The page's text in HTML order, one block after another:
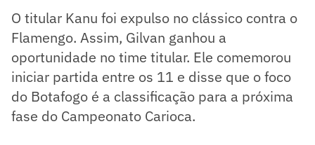
O titular Kanu foi expulso no clássico contra o
Flamengo. Assim, Gilvan ganhou a
oportunidade no time titular. Ele comemorou
iniciar partida entre os 11 e disse que o foco
do Botafogo é a classificação para a próxima
fase do Campeonato Carioca.